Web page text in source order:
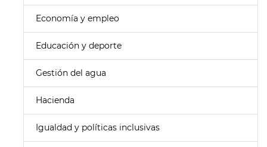
Economía y empleo
Educación y deporte
Gestión del agua
Hacienda
Igualdad y políticas inclusivas